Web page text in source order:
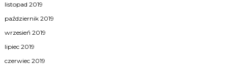
listopad 2019
październik 2019
wrzesień 2019
lipiec 2019
czerwiec 2019